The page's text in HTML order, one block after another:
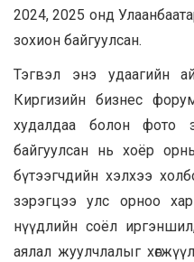
2024, 2025 онд
зохион байгуулсан.
Тэгвэл энэ удаагийн
Киргизийн бизнес
худалдаа болон фото
байгуулсан нь хоёр
бүтээгчдийн хэлхээ
зэрэгцээ улс орноо
нүүдлийн соёл
аялал жуулчлалыг